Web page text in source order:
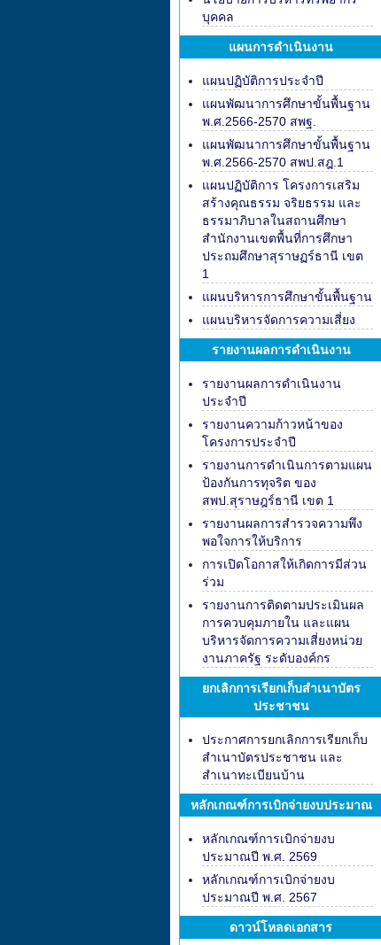
บุคคล
แผนการดำเนินงาน
แผนปฏิบัติการประจำปี
แผนพัฒนาการศึกษาขั้นพื้นฐาน
พ.ศ.2566-2570 สพฐ.
แผนพัฒนาการศึกษาขั้นพื้นฐาน
พ.ศ.2566-2570 สพป.สฎ.1
แผนปฏิบัติการ โครงการเสริม
สร้างคุณธรรม จริยธรรม และ
ธรรมาภิบาลในสถานศึกษา
สำนักงานเขตพื้นที่การศึกษา
ประถมศึกษาสุราษฏร์ธานี เขต
1
แผนบริหารการศึกษาขั้นพื้นฐาน
แผนบริหารจัดการความเสี่ยง
รายงานผลการดำเนินงาน
รายงานผลการดำเนินงาน
ประจำปี
รายงานความก้าวหน้าของ
โครงการประจำปี
รายงานการดำเนินการตามแผน
ป้องกันการทุจริต ของ
สพป.สุราษฎร์ธานี เขต 1
รายงานผลการสำรวจความพึง
พอใจการให้บริการ
การเปิดโอกาสให้เกิดการมีส่วน
ร่วม
รายงานการติดตามประเมินผล
การควบคุมภายใน และแผน
บริหารจัดการความเสี่ยงหน่วย
งานภาครัฐ ระดับองค์กร
ยกเลิกการเรียกเก็บสำเนาบัตร
ประชาชน
ประกาศการยกเลิกการเรียกเก็บ
สำเนาบัตรประชาชน และ
สำเนาทะเบียนบ้าน
หลักเกณฑ์การเบิกจ่ายงบประมาณ
หลักเกณฑ์การเบิกจ่ายงบ
ประมาณปี พ.ศ. 2569
หลักเกณฑ์การเบิกจ่ายงบ
ประมาณปี พ.ศ. 2567
ดาวน์โหลดเอกสาร